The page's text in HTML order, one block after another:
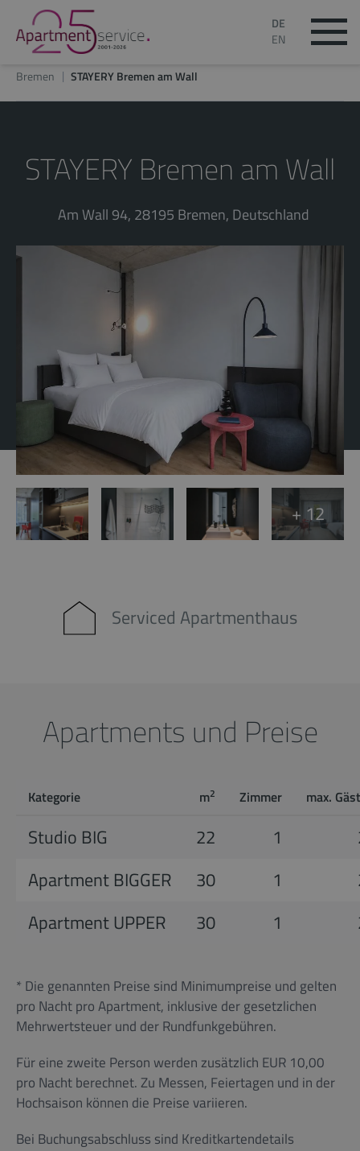
DE
EN
Bremen STAYERY Bremen am Wall
STAYERY Bremen am Wall
Am Wall 94, 28195 Bremen, Deutschland
+ 12
Serviced Apartmenthaus
Apartments und Preise
Kategorie m2 Zimmer max.
Studio BIG 22 1
Apartment BIGGER
30 1
Apartment UPPER
30 1
* Die genannten Preise sind Minimumpreise und gelten
pro Nacht pro Apartment, inklusive der gesetzlichen
Mehrwertsteuer und der Rundfunkgebühren.
Für eine zweite Person werden zusätzlich EUR 10,00
pro Nacht berechnet. Zu Messen, Feiertagen und in der
Hochsaison können die Preise variieren.
Bei Buchungsabschluss sind Kreditkartendetails